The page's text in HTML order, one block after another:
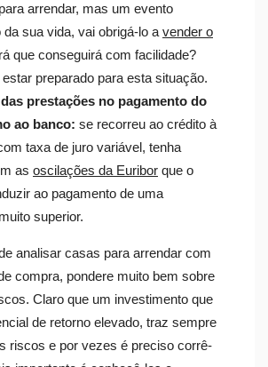
arrendar, mas um evento
da sua vida, vai obrigá-lo a vender o
que conseguirá com facilidade?
preparado para esta situação.
prestações no pagamento do
ao banco: se recorreu ao crédito à
taxa de juro variável, tenha
as oscilações da Euribor que o
ao pagamento de uma
superior.
analisar casas para arrendar com
compra, pondere muito bem sobre
Claro que um investimento que
de retorno elevado, traz sempre
riscos e por vezes é preciso corrê-